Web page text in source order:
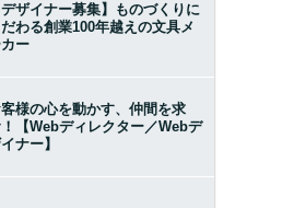
デザイナー募集】ものづくりに
わる創業100年越えの文具メ
ー
様の心を動かす、仲間を求
【Webディレクター／Webデ
ナー】